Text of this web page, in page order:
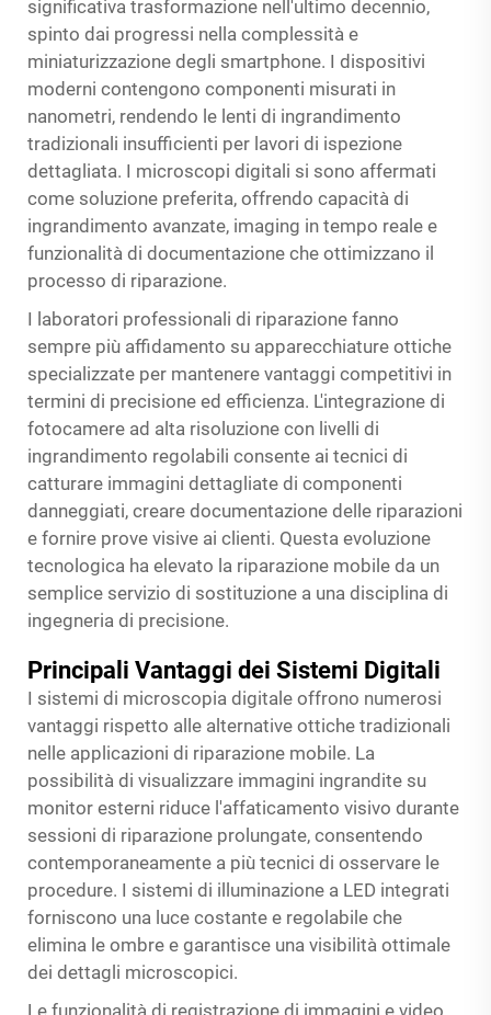
significativa trasformazione nell'ultimo decennio,
spinto dai progressi nella complessità e
miniaturizzazione degli smartphone. I dispositivi
moderni contengono componenti misurati in
nanometri, rendendo le lenti di ingrandimento
tradizionali insufficienti per lavori di ispezione
dettagliata. I microscopi digitali si sono affermati
come soluzione preferita, offrendo capacità di
ingrandimento avanzate, imaging in tempo reale e
funzionalità di documentazione che ottimizzano il
processo di riparazione.
I laboratori professionali di riparazione fanno
sempre più affidamento su apparecchiature ottiche
specializzate per mantenere vantaggi competitivi in
termini di precisione ed efficienza. L'integrazione di
fotocamere ad alta risoluzione con livelli di
ingrandimento regolabili consente ai tecnici di
catturare immagini dettagliate di componenti
danneggiati, creare documentazione delle riparazioni
e fornire prove visive ai clienti. Questa evoluzione
tecnologica ha elevato la riparazione mobile da un
semplice servizio di sostituzione a una disciplina di
ingegneria di precisione.
Principali Vantaggi dei Sistemi Digitali
I sistemi di microscopia digitale offrono numerosi
vantaggi rispetto alle alternative ottiche tradizionali
nelle applicazioni di riparazione mobile. La
possibilità di visualizzare immagini ingrandite su
monitor esterni riduce l'affaticamento visivo durante
sessioni di riparazione prolungate, consentendo
contemporaneamente a più tecnici di osservare le
procedure. I sistemi di illuminazione a LED integrati
forniscono una luce costante e regolabile che
elimina le ombre e garantisce una visibilità ottimale
dei dettagli microscopici.
Le funzionalità di registrazione di immagini e video